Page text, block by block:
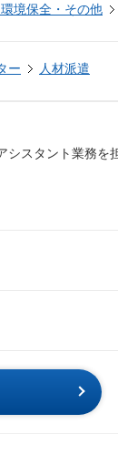
境保全・その他
ー 人材派遣
スタント業務を